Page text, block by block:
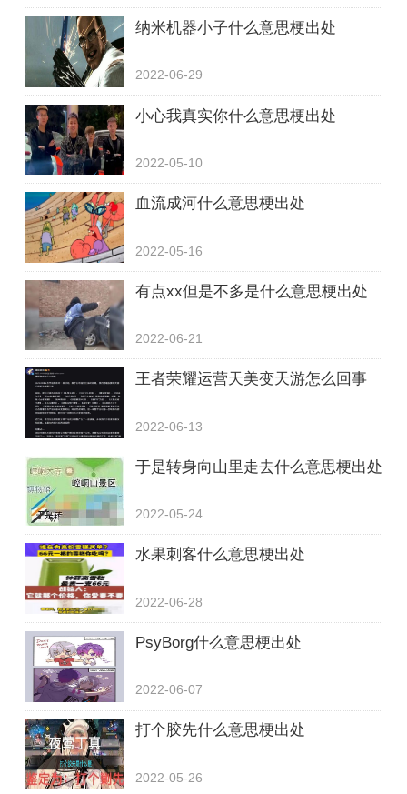
纳米机器小子什么意思梗出处
2022-06-29
小心我真实你什么意思梗出处
2022-05-10
血流成河什么意思梗出处
2022-05-16
有点xx但是不多是什么意思梗出处
2022-06-21
王者荣耀运营天美变天游怎么回事
2022-06-13
于是转身向山里走去什么意思梗出处
2022-05-24
水果刺客什么意思梗出处
2022-06-28
PsyBorg什么意思梗出处
2022-06-07
打个胶先什么意思梗出处
2022-05-26